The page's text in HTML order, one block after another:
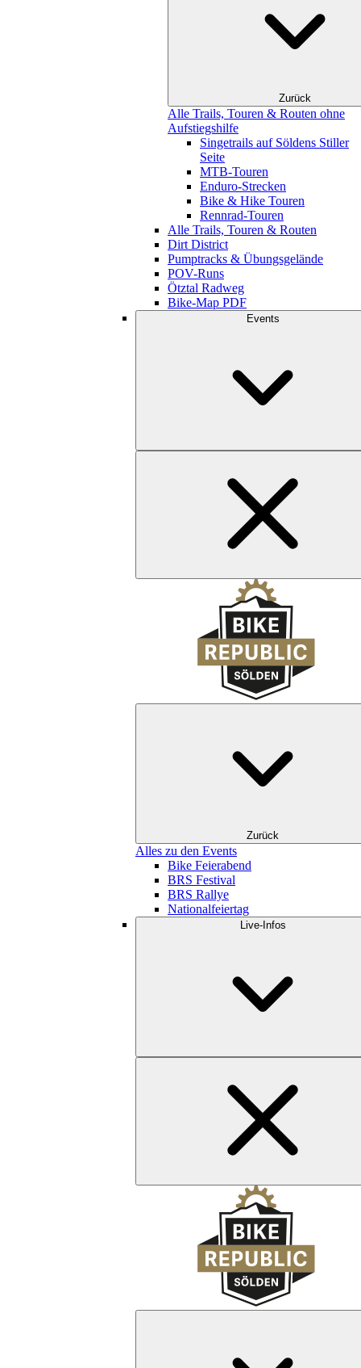
Zurück
Alle Trails, Touren & Routen ohne
Aufstiegshilfe
Singetrails auf Söldens Stiller
Seite
MTB-Touren
Enduro-Strecken
Bike & Hike Touren
Rennrad-Touren
Alle Trails, Touren & Routen
Dirt District
Pumptracks & Übungsgelände
POV-Runs
Ötztal Radweg
Bike-Map PDF
Events
Zurück
Alles zu den Events
Bike Feierabend
BRS Festival
BRS Rallye
Nationalfeiertag
Live-Infos